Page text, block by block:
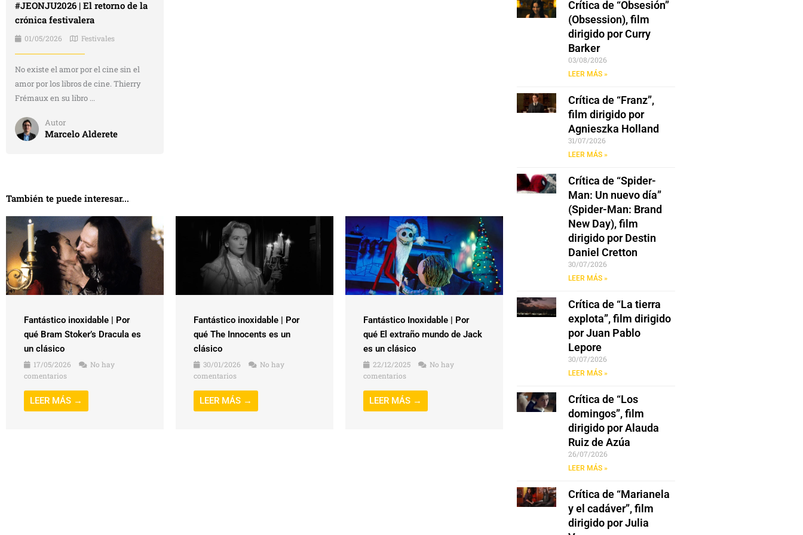
#JEONJU2026 | El retorno de la
crónica festivalera
01/05/2026 Festivales
No existe el amor por el cine sin el
amor por los libros de cine. Thierry
Frémaux en su libro ...
Autor
Marcelo Alderete
También te puede interesar...
Fantástico inoxidable | Por
qué Bram Stoker’s Dracula es
un clásico
17/05/2026
No hay
comentarios
LEER MÁS →
Fantástico inoxidable | Por
qué The Innocents es un
clásico
30/01/2026
No hay
comentarios
LEER MÁS →
Fantástico Inoxidable | Por
qué El extraño mundo de Jack
es un clásico
22/12/2025
No hay
comentarios
LEER MÁS →
Crítica de “Obsesión”
(Obsession), film
dirigido por Curry
Barker
03/08/2026
LEER MÁS »
Crítica de “Franz”,
film dirigido por
Agnieszka Holland
31/07/2026
LEER MÁS »
Crítica de “Spider-
Man: Un nuevo día”
(Spider-Man: Brand
New Day), film
dirigido por Destin
Daniel Cretton
30/07/2026
LEER MÁS »
Crítica de “La tierra
explota”, film dirigido
por Juan Pablo
Lepore
30/07/2026
LEER MÁS »
Crítica de “Los
domingos”, film
dirigido por Alauda
Ruiz de Azúa
26/07/2026
LEER MÁS »
Crítica de “Marianela
y el cadáver”, film
dirigido por Julia